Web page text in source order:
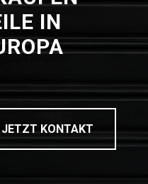
IN
JETZT KONTAKT